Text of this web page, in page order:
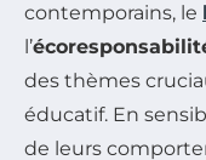
contemporains, le
l’
des thèmes
éducatif. En
de leurs